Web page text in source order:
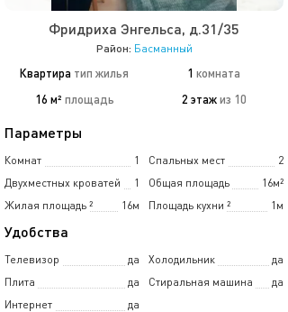
Фридриха Энгельса, д.31/35
Район: Басманный
Квартира тип жилья 1 комната
16 м² площадь 2 этаж из 10
Параметры
Комнат 1 Спальных мест
2
Двухместных кроватей
1 Общая площадь
16м²
Жилая площадь
16м
² Площадь кухни 1м
²
Удобства
Телевизор да Холодильник
да
Плита
да Стиральная машина
да
Интернет
да